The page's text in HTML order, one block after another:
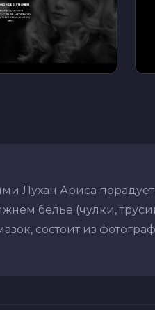
Лухан Ариса
белье (чулки,
состоит из